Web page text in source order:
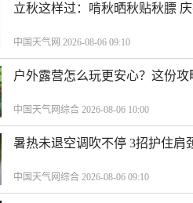
立秋这样过：啃秋晒秋贴秋膘
中国天气网 2026-08-06 09:10
户外露营怎么玩更安心？这份攻
中国天气网综合 2026-08-06 10:00
暑热未退空调吹不停 3招护住肩
中国天气网综合 2026-08-06 09:10